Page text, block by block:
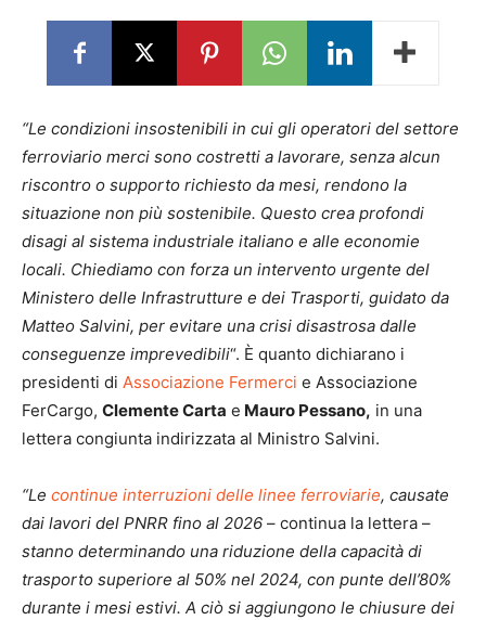
“Le condizioni insostenibili in cui gli operatori del settore
ferroviario merci sono costretti a lavorare, senza alcun
riscontro o supporto richiesto da mesi, rendono la
situazione non più sostenibile. Questo crea profondi
disagi al sistema industriale italiano e alle economie
locali. Chiediamo con forza un intervento urgente del
Ministero delle Infrastrutture e dei Trasporti, guidato da
Matteo Salvini, per evitare una crisi disastrosa dalle
conseguenze imprevedibili“. È quanto dichiarano i
presidenti di Associazione Fermerci e Associazione
FerCargo, Clemente Carta e Mauro Pessano, in una
lettera congiunta indirizzata al Ministro Salvini.
“Le continue interruzioni delle linee ferroviarie, causate
dai lavori del PNRR fino al 2026 – continua la lettera –
stanno determinando una riduzione della capacità di
trasporto superiore al 50% nel 2024, con punte dell’80%
durante i mesi estivi. A ciò si aggiungono le chiusure dei